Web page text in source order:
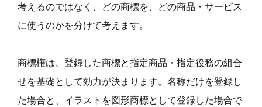
考えるのではなく、どの商標を、どの商品・サービス
に使うのかを分けて考えます。
商標権は、登録した商標と指定商品・指定役務の組合
せを基礎として効力が決まります。名称だけを登録し
た場合と、イラストを図形商標として登録した場合で